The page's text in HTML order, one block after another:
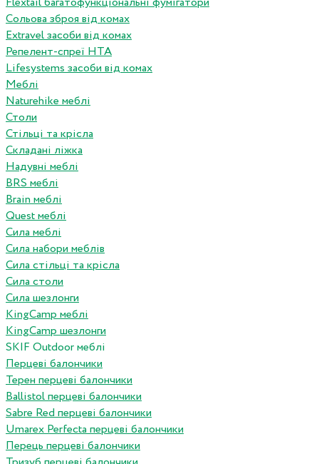
Сольова зброя від комах
Extravel засоби від комах
Репелент-спреї HTA
Lifesystems засоби від комах
Меблі
Naturehike меблі
Столи
Стільці та крісла
Складані ліжка
Надувні меблі
BRS меблі
Brain меблі
Quest меблі
Сила меблі
Сила набори меблів
Сила стільці та крісла
Сила столи
Сила шезлонги
KingCamp меблі
KingCamp шезлонги
SKIF Outdoor меблі
Перцеві балончики
Терен перцеві балончики
Ballistol перцеві балончики
Sabre Red перцеві балончики
Umarex Perfecta перцеві балончики
Перець перцеві балончики